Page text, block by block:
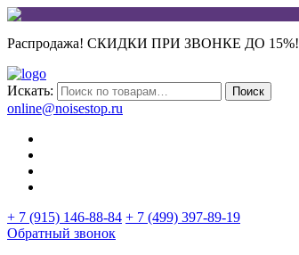
Распродажа! СКИДКИ ПРИ ЗВОНКЕ ДО 15%!
Искать: Поиск
online@noisestop.ru
+ 7 (915) 146-88-84 + 7 (499) 397-89-19
Обратный звонок